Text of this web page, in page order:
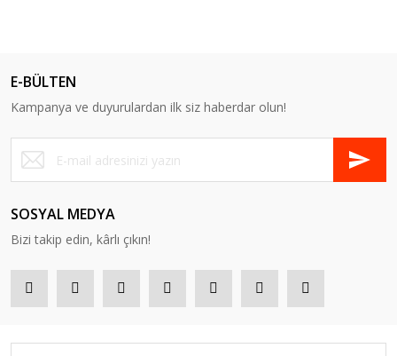
E-BÜLTEN
Kampanya ve duyurulardan ilk siz haberdar olun!
SOSYAL MEDYA
Bizi takip edin, kârlı çıkın!